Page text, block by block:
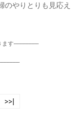
のやりとりも見応え
す-----------------
>>|